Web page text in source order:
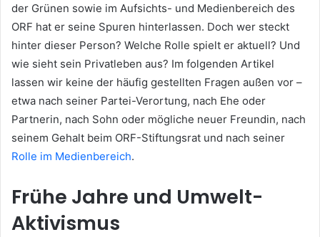
der Grünen sowie im Aufsichts- und Medienbereich des
ORF hat er seine Spuren hinterlassen. Doch wer steckt
hinter dieser Person? Welche Rolle spielt er aktuell? Und
wie sieht sein Privatleben aus? Im folgenden Artikel
lassen wir keine der häufig gestellten Fragen außen vor –
etwa nach seiner Partei-Verortung, nach Ehe oder
Partnerin, nach Sohn oder mögliche neuer Freundin, nach
seinem Gehalt beim ORF-Stiftungsrat und nach seiner
Rolle im Medienbereich.
Frühe Jahre und Umwelt-
Aktivismus